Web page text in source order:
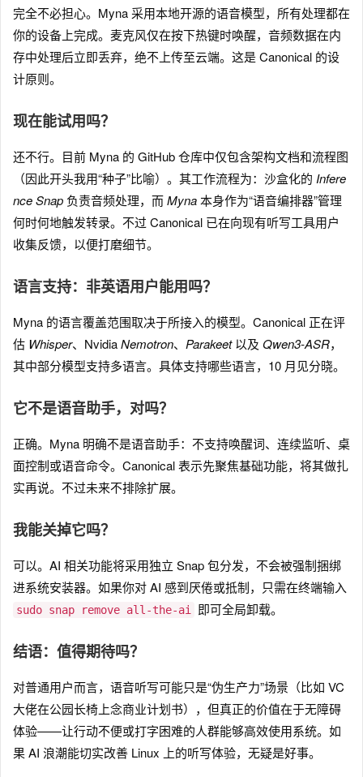
完全不必担心。Myna 采用本地开源的语音模型，所有处理都在
你的设备上完成。麦克风仅在按下热键时唤醒，音频数据在内
存中处理后立即丢弃，绝不上传至云端。这是 Canonical 的设
计原则。
现在能试用吗？
还不行。目前 Myna 的 GitHub 仓库中仅包含架构文档和流程图
（因此开头我用“种子”比喻）。其工作流程为：沙盒化的 Infere
nce Snap 负责音频处理，而Myna本身作为“语音编排器”管理
何时何地触发转录。不过 Canonical 已在向现有听写工具用户
收集反馈，以便打磨细节。
语言支持：非英语用户能用吗？
Myna 的语言覆盖范围取决于所接入的模型。Canonical 正在评
估 Whisper、NvidiaNemotron、 Parakeet以及 Qwen3-ASR，
其中部分模型支持多语言。具体支持哪些语言，10 月见分晓。
它不是语音助手，对吗？
正确。Myna 明确不是语音助手：不支持唤醒词、连续监听、桌
面控制或语音命令。Canonical 表示先聚焦基础功能，将其做扎
实再说。不过未来不排除扩展。
我能关掉它吗？
可以。AI 相关功能将采用独立 Snap 包分发，不会被强制捆绑
进系统安装器。如果你对 AI 感到厌倦或抵制，只需在终端输入
sudo snap remove all-the-ai 即可全局卸载。
结语：值得期待吗？
对普通用户而言，语音听写可能只是“伪生产力”场景（比如 VC
大佬在公园长椅上念商业计划书），但真正的价值在于无障碍
体验——让行动不便或打字困难的人群能够高效使用系统。如
果 AI 浪潮能切实改善 Linux 上的听写体验，无疑是好事。